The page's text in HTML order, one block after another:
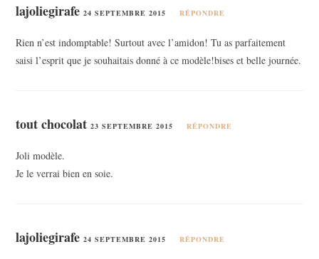
lajoliegirafe 24 SEPTEMBRE 2015 RÉPONDRE
Rien n’est indomptable! Surtout avec l’amidon! Tu as parfaitement
saisi l’esprit que je souhaitais donné à ce modèle!bises et belle journée.
tout chocolat 23 SEPTEMBRE 2015 RÉPONDRE
Joli modèle.
Je le verrai bien en soie.
lajoliegirafe 24 SEPTEMBRE 2015 RÉPONDRE